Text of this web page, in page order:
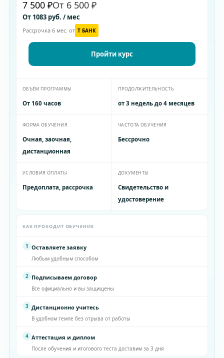
7 500 ₽От 6 500 ₽
От 1083 руб. / мес
Рассрочка 6 мес. от T БАНК
Пройти курс
ОБЪЁМ ПРОГРАММЫ
От 160 часов
ПРОДОЛЖИТЕЛЬНОСТЬ
от 3 недель до 4 месяцев
ФОРМА ОБУЧЕНИЯ
Очная, заочная,
дистанционная
ЧАСТОТА ОБУЧЕНИЯ
Бессрочно
УСЛОВИЯ ОПЛАТЫ
Предоплата, рассрочка
ДОКУМЕНТЫ
Свидетельство и
удостоверение
КАК ПРОХОДИТ ОБУЧЕНИЕ
1 Оставляете заявку
Любым удобным способом
2 Подписываем договор
Все официально и вы защищены
3 Дистанционно учитесь
В удобном темпе без отрыва от работы
4 Аттестация и диплом
После обучения и итогового теста доставим за 3 дня